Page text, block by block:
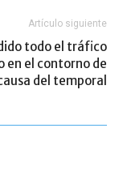
Artículo siguiente
todo el tráfico
en el contorno de
del temporal